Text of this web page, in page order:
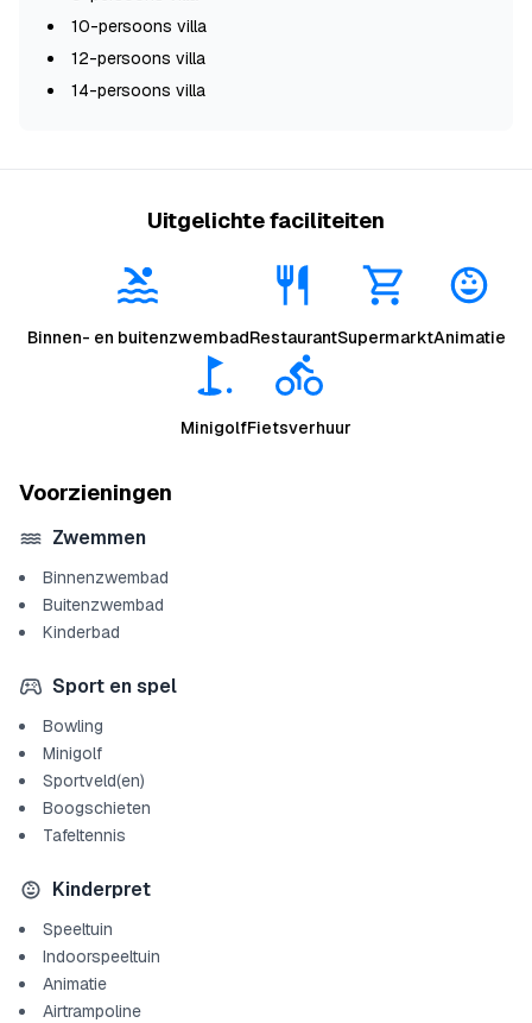
10-persoons villa
12-persoons villa
14-persoons villa
Uitgelichte faciliteiten
Binnen- en buitenzwembadRestaurantSupermarktAnimatie
MinigolfFietsverhuur
Voorzieningen
Zwemmen
Binnenzwembad
Buitenzwembad
Kinderbad
Sport en spel
Bowling
Minigolf
Sportveld(en)
Boogschieten
Tafeltennis
Kinderpret
Speeltuin
Indoorspeeltuin
Animatie
Airtrampoline